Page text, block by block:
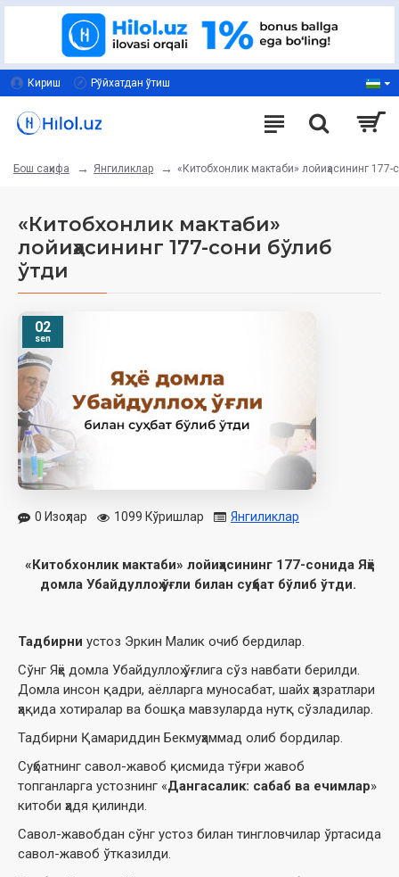
Кириш Рўйхатдан ўтиш
Бош саҳифа Янгиликлар «Китобхонлик мактаби» лойиҳасининг 177-
«Китобхонлик мактаби»
лойиҳасининг 177-сони бўлиб
ўтди
02
sen
0 Изоҳлар 1099 Кўришлар Янгиликлар
«Китобхонлик мактаби» лойиҳасининг 177-сонида Яҳё
домла Убайдуллоҳ ўғли билан суҳбат бўлиб ўтди.
Тадбирни устоз Эркин Малик очиб бердилар.
Сўнг Яҳё домла Убайдуллоҳ ўғлига сўз навбати берилди.
Домла инсон қадри, аёлларга муносабат, шайх ҳазратлари
ҳақида хотиралар ва бошқа мавзуларда нутқ сўзладилар.
Тадбирни Қамариддин Бекмуҳаммад олиб бордилар.
Суҳбатнинг савол-жавоб қисмида тўғри жавоб
топганларга устознинг «Дангасалик: сабаб ва ечимлар»
китоби ҳадя қилинди.
Савол-жавобдан сўнг устоз билан тингловчилар ўртасида
савол-жавоб ўтказилди.